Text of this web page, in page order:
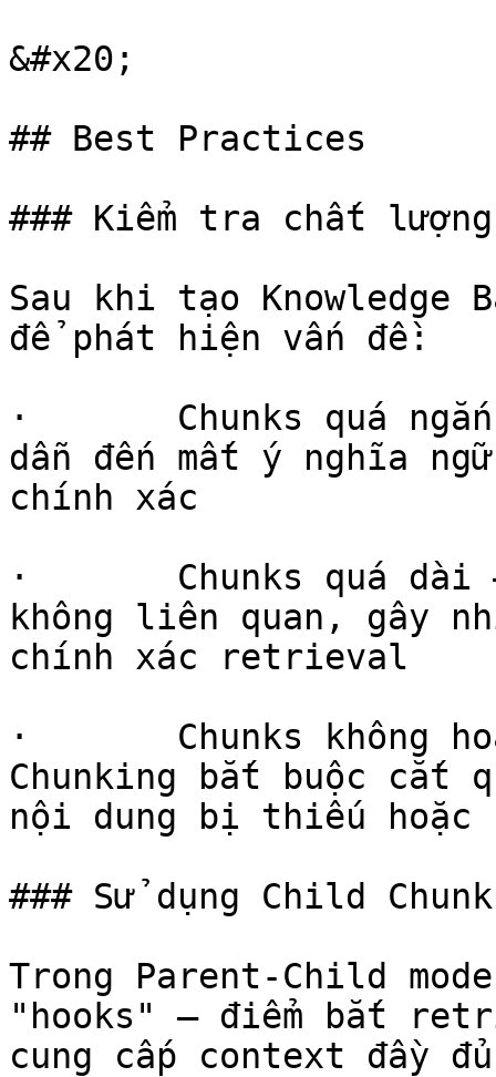
&#x20;
## Best Practices
### Kiểm tra chất lượng
Sau khi tạo Knowledge
để phát hiện vấn đề:
·       Chunks quá
dẫn đến mất ý nghĩa
chính xác
·       Chunks quá dài
không liên quan, gây
chính xác retrieval
·       Chunks không
Chunking bắt buộc cắt
nội dung bị thiếu
### Sử dụng Child
Trong Parent-Child
"hooks" — điểm bắt
cung cấp context đầy